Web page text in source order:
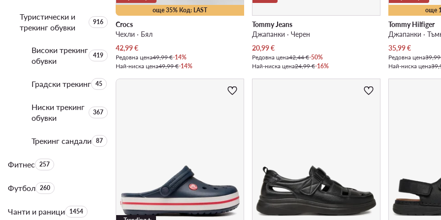
Туристически и
трекинг обувки
Брой на продуктите:
916
Високи трекинг
обувки
Брой на продуктите:
419
Градски трекингБрой на продуктите:
45
Ниски трекинг
обувки
Брой на продуктите:
367
Трекинг сандалиБрой на продуктите:
87
ФитнесБрой на продуктите:
257
ФутболБрой на продуктите:
260
Чанти и ранициБрой на продуктите:
1454
още 35% Код: LAST
Crocs
Чехли · Бял
Актуална цена
42,99€
Редовна цена49,99 €-14%
Най-ниска цена49,99 €-14%
Tommy Jeans
Джапанки · Черен
Актуална цена
20,99€
Редовна цена42,44 €-50%
Най-ниска цена24,99 €-16%
още
Tommy Hilfiger
Джапанки ·
Актуална цена
35,99€
Редовна цена
Най-ниска цена